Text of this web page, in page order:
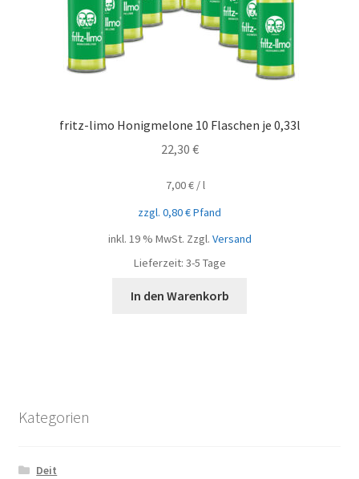
fritz-limo Honigmelone 10 Flaschen je 0,33l
22,30 €
7,00€/l
zzgl. 0,80€Pfand
inkl. 19 % MwSt. Zzgl. Versand
Lieferzeit: 3-5 Tage
In den Warenkorb
Kategorien
Deit